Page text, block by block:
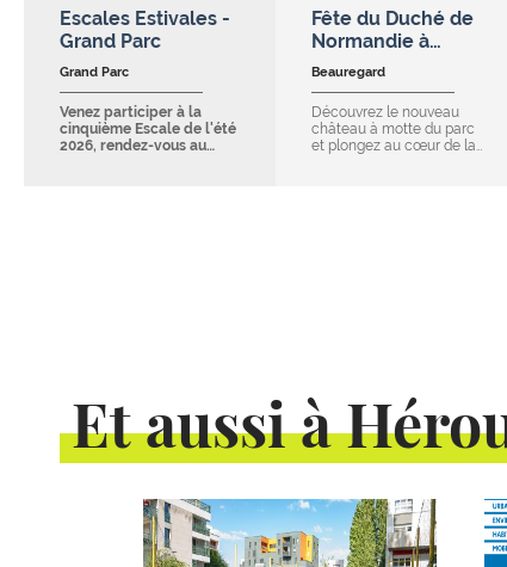
Escales Estivales -
Grand Parc
Grand Parc
Venez participer à la
cinquième Escale de l'été
2026, rendez-vous au…
Fête du Duché de
Normandie à…
Beauregard
Découvrez le nouveau
château à motte du parc
et plongez au cœur de la…
Et aussi à